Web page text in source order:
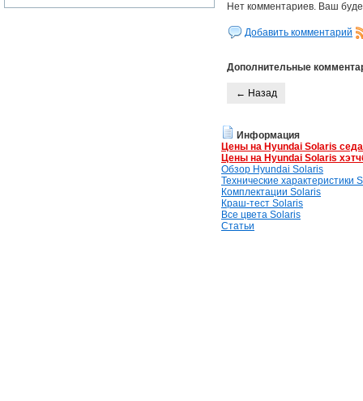
Нет комментариев. Ваш
Добавить комментарий
Дополнительные
← Назад
Информация
Цены на Hyundai Solaris
Цены на Hyundai Solaris
Обзор Hyundai Solaris
Технические характеристики
Комплектации Solaris
Краш-тест Solaris
Все цвета Solaris
Статьи